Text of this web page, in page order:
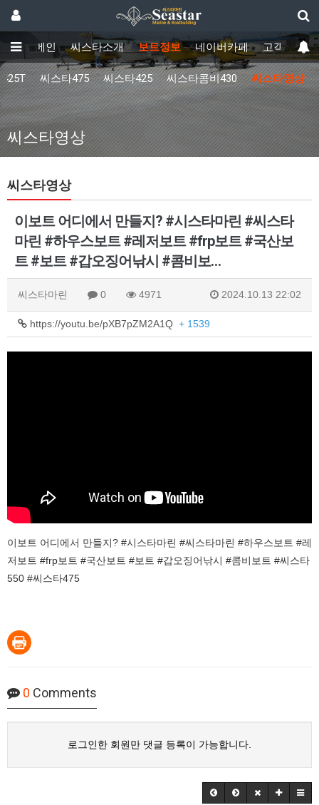
메인 씨스타소개 보트정보 네이버카페 고객센터
씨스타475 씨스타425 씨스타콤비430 씨스타영상
씨스타영상
씨스타영상
이보트 어디에서 만들지? #시스타마린 #씨스타
마린 #하우스보트 #레저보트 #frp보트 #국산보
트 #보트 #갑오징어낚시 #콤비보…
씨스타마린 0 4971 2024.10.13 22:02
https://youtu.be/pXB7pZM2A1Q + 1539
이보트 어디에서 만들지? #시스타마린 #씨스타마린 #하우스보트 #레
저보트 #frp보트 #국산보트 #보트 #갑오징어낚시 #콤비보트 #씨스타
550 #씨스타475
0 Comments
로그인한 회원만 댓글 등록이 가능합니다.